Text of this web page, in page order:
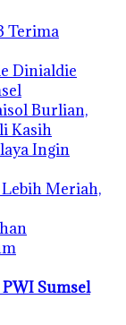
Terima
Dinialdie
Burlian,
Kasih
Ingin
Meriah,
Sumsel